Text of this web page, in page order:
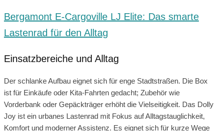
Bergamont E-Cargoville LJ Elite: Das smarte
Lastenrad für den Alltag
Einsatzbereiche und Alltag
Der schlanke Aufbau eignet sich für enge Stadtstraßen. Die Box
ist für Einkäufe oder Kita-Fahrten gedacht; Zubehör wie
Vorderbank oder Gepäckträger erhöht die Vielseitigkeit. Das Dolly
Joy ist ein urbanes Lastenrad mit Fokus auf Alltagstauglichkeit,
Komfort und moderner Assistenz. Es eignet sich für kurze Wege